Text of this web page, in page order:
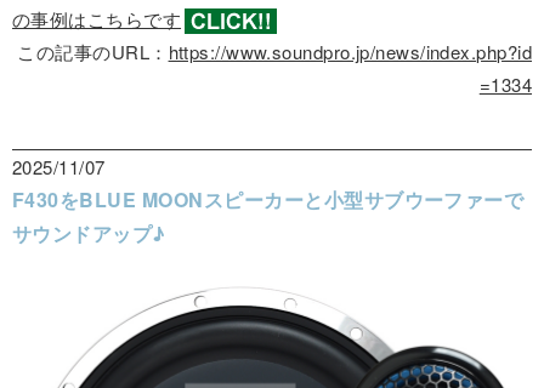
の事例はこちらです
この記事のURL： https://www.soundpro.jp/news/index.php?id
=1334
2025/11/07
F430をBLUE MOONスピーカーと小型サブウーファーで
サウンドアップ♪